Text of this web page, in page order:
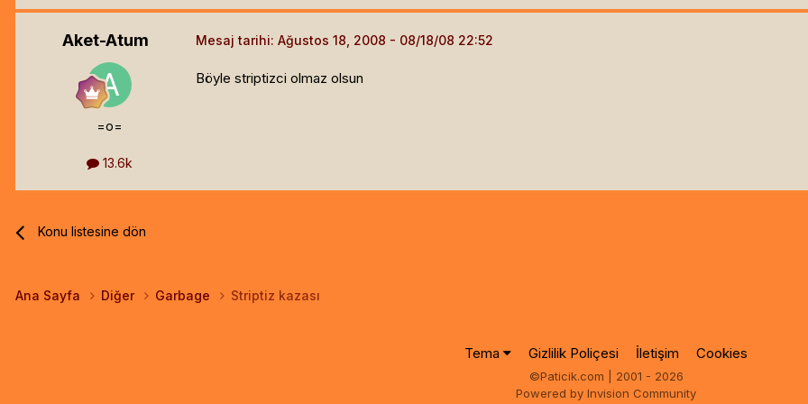
Aket-Atum
=o=
13.6k
Mesaj tarihi: Ağustos 18, 2008
Böyle striptizci olmaz olsun
Konu listesine dön
Ana Sayfa Diğer Garbage Striptiz kazası
Tema Gizlilik Poliçesi İletişim Cookies
©Paticik.com | 2001 - 2026
Powered by Invision Community